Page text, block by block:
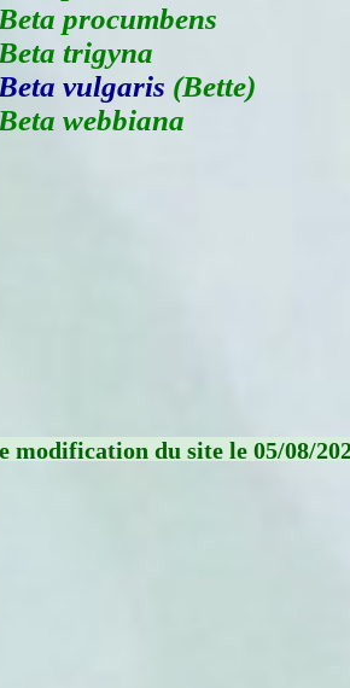
procumbens
trigyna
Beta vulgaris (Bette)
webbiana
modification du site le 05/08/